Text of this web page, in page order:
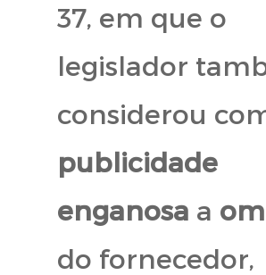
37, em que o
legislador
considerou
publicidade
enganosa a
do fornecedor,